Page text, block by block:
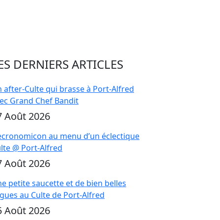
DERNIERS ARTICLES
after-Culte qui brasse à Port-Alfred
Grand Chef Bandit
Août 2026
au menu d’un éclectique
@ Port-Alfred
Août 2026
petite saucette et de bien belles
au Culte de Port-Alfred
Août 2026